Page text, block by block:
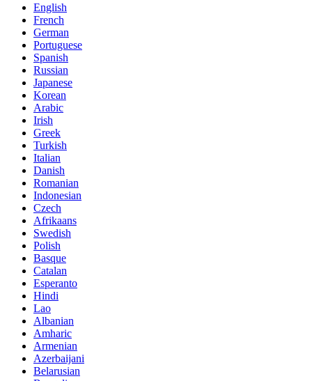
English
French
German
Portuguese
Spanish
Russian
Japanese
Korean
Arabic
Irish
Greek
Turkish
Italian
Danish
Romanian
Indonesian
Czech
Afrikaans
Swedish
Polish
Basque
Catalan
Esperanto
Hindi
Lao
Albanian
Amharic
Armenian
Azerbaijani
Belarusian